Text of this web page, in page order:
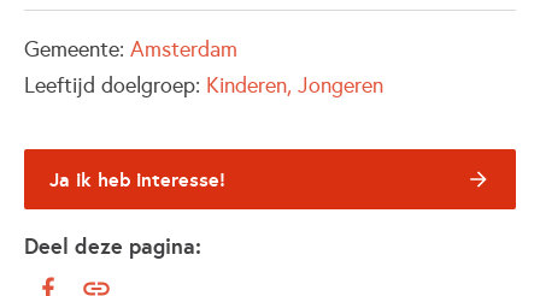
Gemeente: Amsterdam
Leeftijd doelgroep: Kinderen Jongeren
Ja ik heb interesse!
Deel deze pagina: